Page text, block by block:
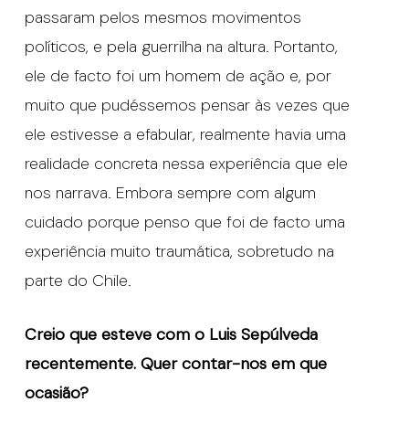
passaram pelos mesmos movimentos
políticos, e pela guerrilha na altura. Portanto,
ele de facto foi um homem de ação e, por
muito que pudéssemos pensar às vezes que
ele estivesse a efabular, realmente havia uma
realidade concreta nessa experiência que ele
nos narrava. Embora sempre com algum
cuidado porque penso que foi de facto uma
experiência muito traumática, sobretudo na
parte do Chile.
Creio que esteve com o Luis Sepúlveda
recentemente. Quer contar-nos em que
ocasião?